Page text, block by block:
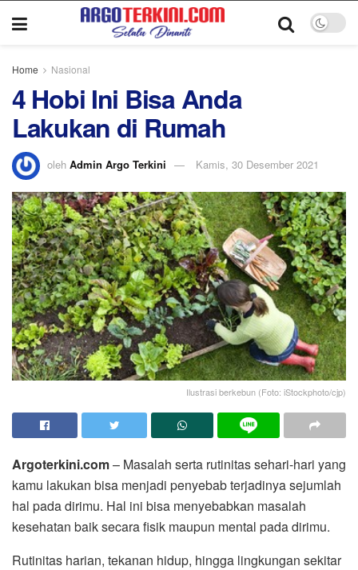
Home Nasional
4 Hobi Ini Bisa Anda
Lakukan di Rumah
oleh Admin Argo Terkini Kamis, 30 Desember 2021
Ilustrasi berkebun (Foto: iStockphoto/cjp)
Argoterkini.com– Masalah serta rutinitas sehari-hari yang
kamu lakukan bisa menjadi penyebab terjadinya sejumlah
hal pada dirimu. Hal ini bisa menyebabkan masalah
kesehatan baik secara fisik maupun mental pada dirimu.
Rutinitas harian, tekanan hidup, hingga lingkungan sekitar